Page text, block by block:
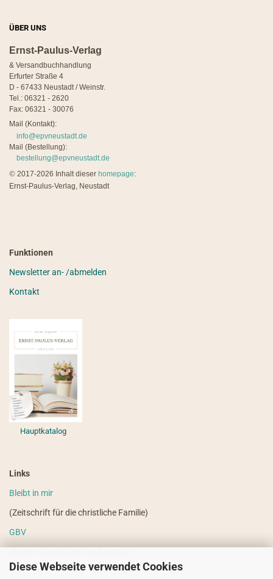
Diese Webseite verwendet Cookies
ÜBER UNS
Ernst-Paulus-Verlag
& Versandbuchhandlung
Erfurter Straße 4
D - 67433 Neustadt / Weinstr.
Tel.: 06321 - 2620
Fax: 06321 - 30076
Mail (Kontakt):
info@epvneustadt.de
Mail (Bestellung):
bestellung@epvneustadt.de
© 2017-2026 Inhalt dieser homepage:
Ernst-Paulus-Verlag, Neustadt
Funktionen
Newsletter an- /abmelden
Kontakt
Hauptkatalog
Links
Bleibt in mir
(Zeitschrift für die christliche Familie)
GBV
VdHS